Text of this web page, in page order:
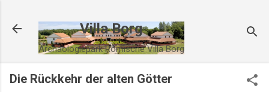
Villa Borg
Archäologiepark Römische Villa Borg
Die Rückkehr der alten Götter